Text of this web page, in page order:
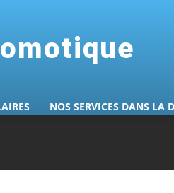
NOS SERVICES DANS LA